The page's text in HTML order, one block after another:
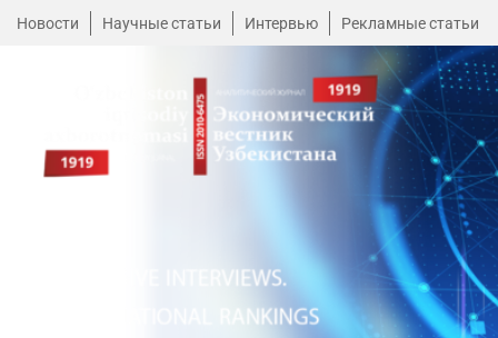
Новости Научные статьи Интервью Рекламные статьи